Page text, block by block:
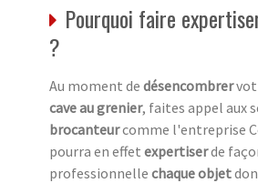
Pourquoi faire
?
Au moment de désencombrer
cave au grenier, faites appel aux
brocanteurcomme l'entreprise
pourra en effet expertiserde
professionnelle chaque objet